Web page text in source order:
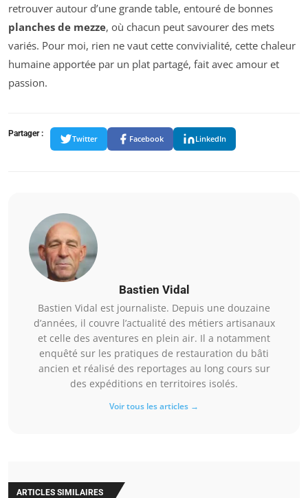
retrouver autour d’une grande table, entouré de bonnes
planches de mezze, où chacun peut savourer des mets
variés. Pour moi, rien ne vaut cette convivialité, cette chaleur
humaine apportée par un plat partagé, fait avec amour et
passion.
Partager :
Twitter Facebook LinkedIn
Bastien Vidal
Bastien Vidal est journaliste. Depuis une douzaine
d’années, il couvre l’actualité des métiers artisanaux
et celle des aventures en plein air. Il a notamment
enquêté sur les pratiques de restauration du bâti
ancien et réalisé des reportages au long cours sur
des expéditions en territoires isolés.
Voir tous les articles →
ARTICLES SIMILAIRES